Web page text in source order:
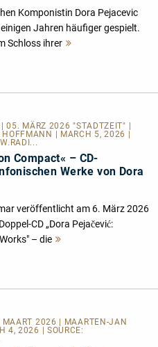
Komponistin Dora Pejacevic
Jahren häufiger gespielt.
Schloss ihrer
| 05. MÄRZ 2026 "STADTZEIT" |
HOFFMANN | MARCH 5, 2026 |
Compact« – CD-
Werke von Dora
veröffentlicht am 6. März 2026
CD „Dora Pejačević:
– die
MAART 2026 | MAARTEN-JAN
4, 2026 | SOURCE: